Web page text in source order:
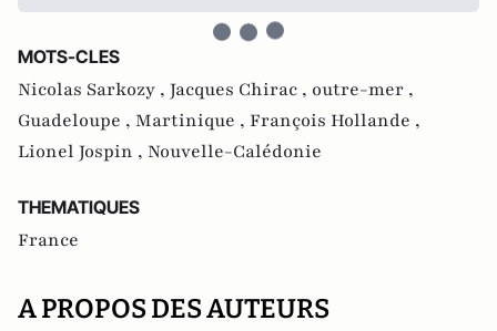
MOTS-CLES
Nicolas Sarkozy , Jacques Chirac , outre-mer ,
Guadeloupe , Martinique , François Hollande ,
Lionel Jospin , Nouvelle-Calédonie
THEMATIQUES
France
A PROPOS DES AUTEURS